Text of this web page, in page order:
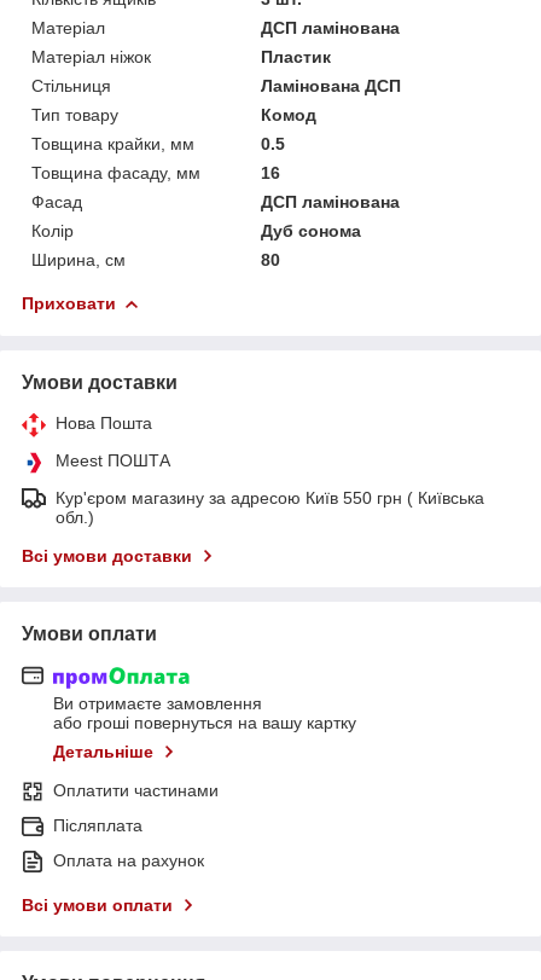
Матеріал
ДСП ламінована
Матеріал ніжок
Пластик
Стільниця
Ламінована ДСП
Тип товару
Комод
Товщина крайки, мм
0.5
Товщина фасаду, мм
16
Фасад
ДСП ламінована
Колір
Дуб сонома
Ширина, см
80
Приховати
Умови доставки
Нова Пошта
Meest ПОШТА
Кур'єром магазину за адресою Київ 550 грн ( Київська
обл.)
Всі умови доставки
Умови оплати
Ви отримаєте замовлення
або гроші повернуться на вашу картку
Детальніше
Оплатити частинами
Післяплата
Оплата на рахунок
Всі умови оплати